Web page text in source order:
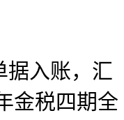
入账，汇
金税四期全